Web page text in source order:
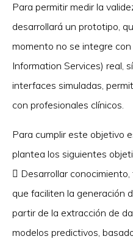
Para permitir medir la
desarrollará un prototipo,
momento no se integre
Information Services) real,
interfaces simuladas,
con profesionales clínicos.
Para cumplir este objetivo
plantea los siguientes
 Desarrollar
que faciliten la generación
partir de la extracción de
modelos predictivos,